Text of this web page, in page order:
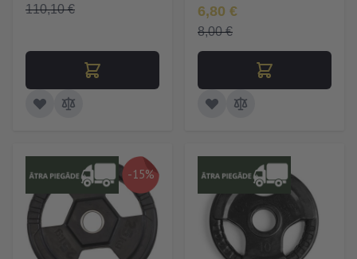
110,10 € Īpaša Cena
6,80 €
8,00 €
-15%